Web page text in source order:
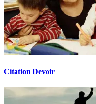
Citation Devoir